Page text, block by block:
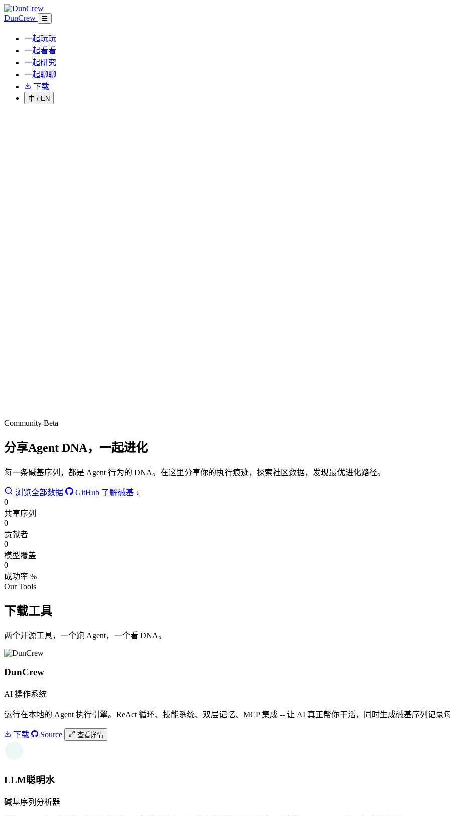
DunCrew ☰
一起玩玩
一起看看
一起研究
一起聊聊
下载
中 / EN
Community Beta
分享Agent DNA， 一起进化
每一条碱基序列，都是 Agent 行为的 DNA。在这里分享你的执行痕迹，探索社区数据，发现最优进化路径。
浏览全部数据 GitHub 了解碱基 ↓
0
共享序列
0
贡献者
0
模型覆盖
0
成功率 %
Our Tools
下载工具
两个开源工具，一个跑 Agent，一个看 DNA。
DunCrew
AI 操作系统
运行在本地的 Agent 执行引擎。ReAct 循环、技能系统、双层记忆、MCP 集成 -- 让 AI 真正帮你干活，同时生成碱基序列记录
下载 Source 查看详情
LLM聪明水
碱基序列分析器